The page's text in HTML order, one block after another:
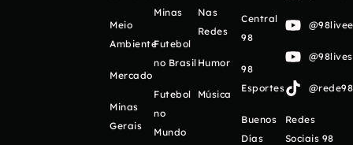
Meio
Ambiente
Mercado
Minas
Gerais
Minas
Futebol
no Brasil
Futebol
no
Mundo
Nas
Redes
Humor
Música
Central
98
98
Esportes
Buenos
Días
Redes
Sociais 98